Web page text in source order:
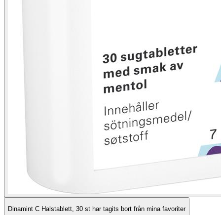
Dinamint C Halstablett, 30 st har tagits bort från mina favoriter